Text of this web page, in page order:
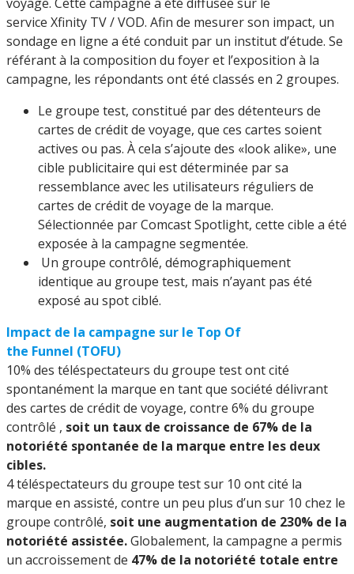
service Xfinity TV / VOD. Afin de mesurer son impact, un
sondage en ligne a été conduit par un institut d’étude. Se
référant à la composition du foyer et l’exposition à la
campagne, les répondants ont été classés en 2 groupes.
Le groupe test, constitué par des détenteurs de
cartes de crédit de voyage, que ces cartes soient
actives ou pas. À cela s’ajoute des «look alike», une
cible publicitaire qui est déterminée par sa
ressemblance avec les utilisateurs réguliers de
cartes de crédit de voyage de la marque.
Sélectionnée par Comcast Spotlight, cette cible a été
exposée à la campagne segmentée.
Un groupe contrôlé, démographiquement
identique au groupe test, mais n’ayant pas été
exposé au spot ciblé.
Impact de la campagne sur le Top Of
the Funnel (TOFU)
10% des téléspectateurs du groupe test ont cité
spontanément la marque en tant que société délivrant
des cartes de crédit de voyage, contre 6% du groupe
contrôlé , soit un taux de croissance de 67% de la
notoriété spontanée de la marque entre les deux
cibles.
4 téléspectateurs du groupe test sur 10 ont cité la
marque en assisté, contre un peu plus d’un sur 10 chez le
groupe contrôlé, soit une augmentation de 230% de la
notoriété assistée.Globalement, la campagne a permis
un accroissement de 47% de la notoriété totale entre